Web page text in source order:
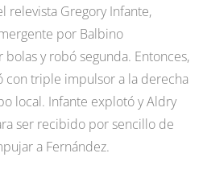
relevista Gregory Infante,
por Balbino
bolas y robó segunda. Entonces,
con triple impulsor a la derecha
local. Infante explotó y Aldry
ser recibido por sencillo de
a Fernández.